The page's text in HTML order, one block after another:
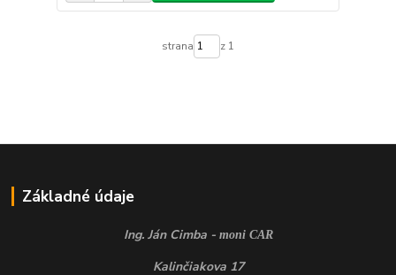
strana z 1
Základné údaje
Ing. Ján Cimba - moni CAR
Kalinčiakova 17